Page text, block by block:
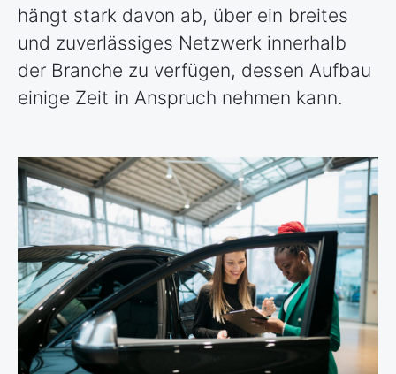
hängt stark davon ab, über ein breites
und zuverlässiges Netzwerk innerhalb
der Branche zu verfügen, dessen Aufbau
einige Zeit in Anspruch nehmen kann.